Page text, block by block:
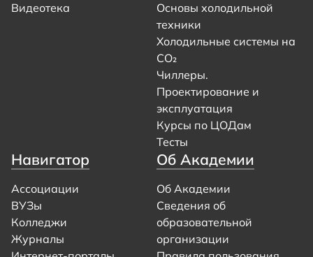
Видеотека
Основы холодильной
техники
Холодильные системы на
CO₂
Чиллеры.
Проектирование и
эксплуатация
Курсы по ЦОДам
Тесты
Навигатор
Ассоциации
ВУЗы
Колледжи
Журналы
Об Академии
Об Академии
Сведения об
образовательной
организации